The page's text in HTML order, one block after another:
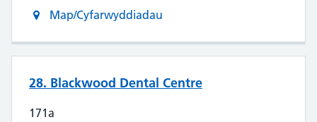
Map/Cyfarwyddiadau
28. Blackwood Dental Centre
171a